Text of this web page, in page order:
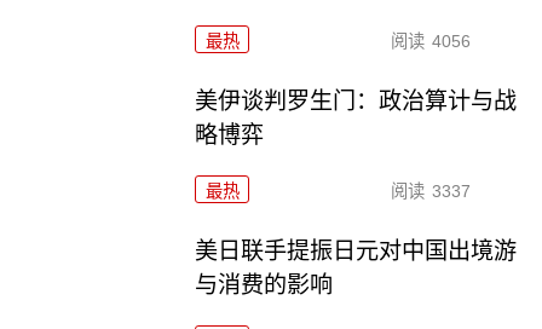
最热 阅读 4056
美伊谈判罗生门：政治算计与战
略博弈
最热 阅读 3337
美日联手提振日元对中国出境游
与消费的影响